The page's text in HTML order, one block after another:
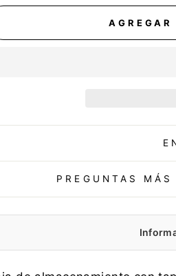
PREGUNTAS
Fabricante: